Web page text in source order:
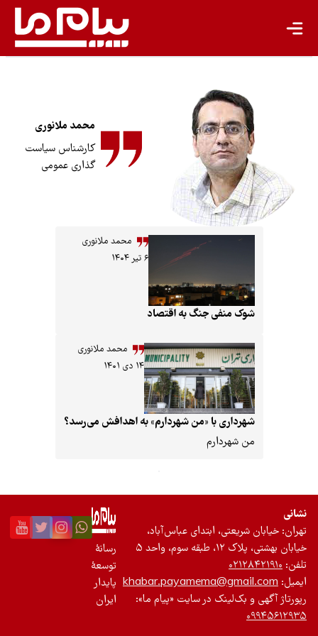
اقتصاد سبز
معیشت پایدار
مسئولیت اجتماعی شرکت‌ها
بیشتر
سبک زندگی
جهان پژوهش
تجدیدپذیر
تازه‌ها
باشگاه نویسندگان
محمد ملانوری
کارشناس سیاست
گذاری عمومی
محمد ملانوری
۶ تیر ۱۴۰۴
شوک منفی جنگ به اقتصاد
محمد ملانوری
۱۴ دی ۱۴۰۱
شهرداری با «من شهردارم» به اهدافش می‌رسد؟
من شهردارم
نشانی
تهران: خیابان شریعتی، ابتدای عباس‌آباد،
خیابان بهشتی، پلاک ۱۲، طبقه سوم، واحد ۵
تلفن: ۰۲۱۲۸۴۲۱۹۱۰
ایمیل: khabar.payamema@gmail.com
رپورتاژ آگهی و بک‌لینک در سایت «پیام ما»:
۰۹۹۴۵۶۱۲۹۳۵
رسانۀ
توسعۀ
پایدار
ایران